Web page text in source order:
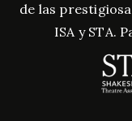
de las
ISA y STA.